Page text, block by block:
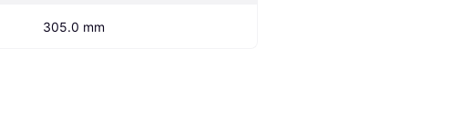
305.0 mm